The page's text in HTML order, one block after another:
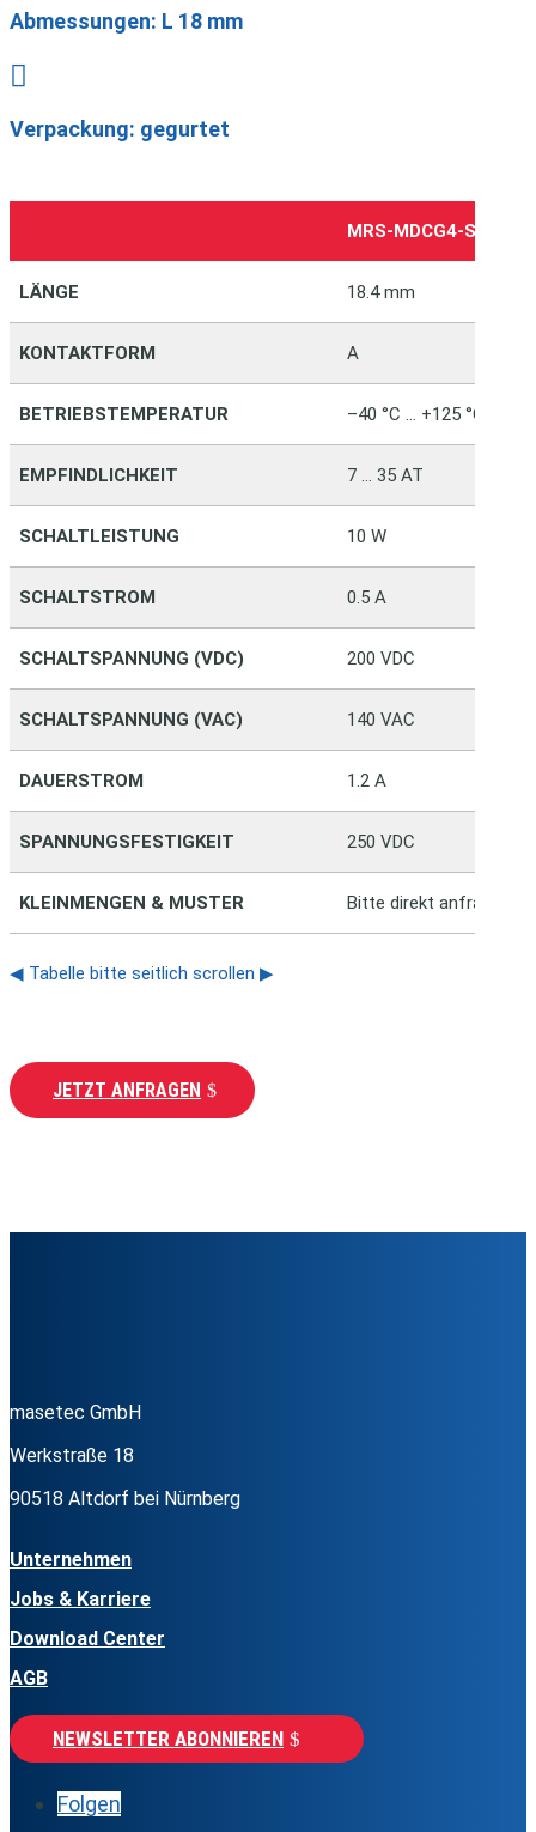
Abmessungen: L 18 mm

Verpackung: gegurtet
LÄNGE 18.4 mm
KONTAKTFORM A
BETRIEBSTEMPERATUR –40 °C … +125 °C
EMPFINDLICHKEIT 7 … 35 AT
SCHALTLEISTUNG 10 W
SCHALTSTROM 0.5 A
SCHALTSPANNUNG (VDC) 200 VDC
SCHALTSPANNUNG (VAC) 140 VAC
DAUERSTROM 1.2 A
SPANNUNGSFESTIGKEIT 250 VDC
KLEINMENGEN & MUSTER Bitte direkt anfragen
◀ Tabelle bitte seitlich scrollen ▶
JETZT ANFRAGEN
masetec GmbH
Werkstraße 18
90518 Altdorf bei Nürnberg
Unternehmen
Jobs & Karriere
Download Center
AGB
NEWSLETTER ABONNIEREN
Folgen